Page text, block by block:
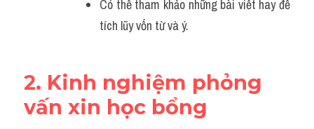
Có thể tham khảo những bài viết hay để
tích lũy vốn từ và ý.
2. Kinh nghiệm phỏng
vấn xin học bổng